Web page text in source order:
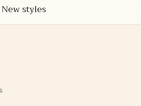
New styles